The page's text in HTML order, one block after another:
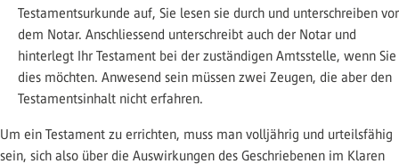
Testamentsurkunde auf, Sie lesen sie durch und unterschreiben vor
dem Notar. Anschliessend unterschreibt auch der Notar und
hinterlegt Ihr Testament bei der zuständigen Amtsstelle, wenn Sie
dies möchten. Anwesend sein müssen zwei Zeugen, die aber den
Testamentsinhalt nicht erfahren.
Um ein Testament zu errichten, muss man volljährig und urteilsfähig
sein, sich also über die Auswirkungen des Geschriebenen im Klaren